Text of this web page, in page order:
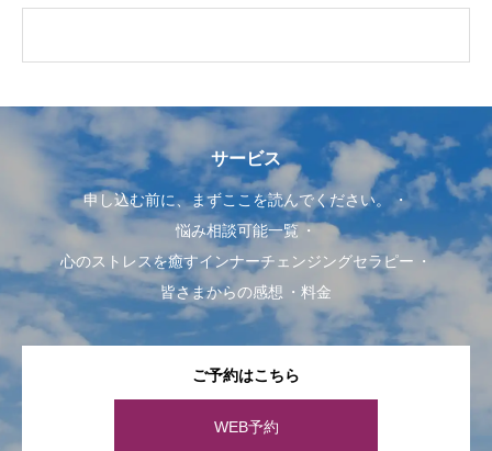
サービス
申し込む前に、まずここを読んでください。
悩み相談可能一覧
心のストレスを癒すインナーチェンジングセラピー
皆さまからの感想
料金
ご予約はこちら
WEB予約